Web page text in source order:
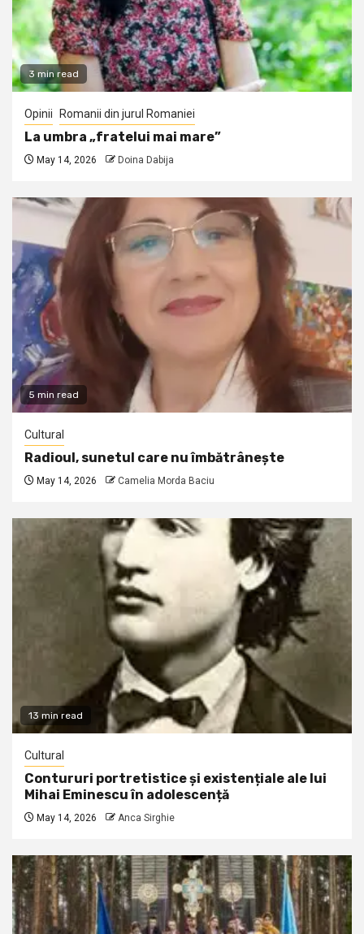
3 min read
Opinii Romanii din jurul Romaniei
La umbra „fratelui mai mare”
May 14, 2026 Doina Dabija
5 min read
Cultural
Radioul, sunetul care nu îmbătrânește
May 14, 2026 Camelia Morda Baciu
13 min read
Cultural
Contururi portretistice și existențiale ale lui
Mihai Eminescu în adolescență
May 14, 2026 Anca Sirghie